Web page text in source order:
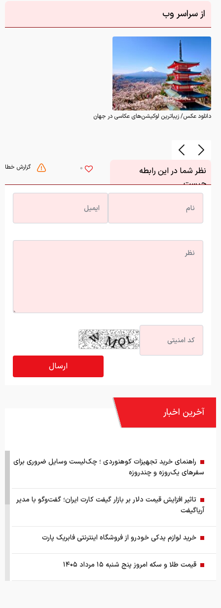
از سراسر وب
دانلود عکس/ زیباترین لوکیشن‌های عکاسی در جهان
گزارش خطا 0
نظر شما در این رابطه
چیست
آخرین اخبار
راهنمای خرید تجهیزات کوهنوردی ؛ چک‌لیست وسایل ضروری برای
سفرهای یک‌روزه و چندروزه
تاثیر افزایش قیمت دلار بر بازار گیفت کارت ایران؛ گفت‌وگو با مدیر
آریاگیفت
خرید لوازم یدکی خودرو از فروشگاه اینترنتی فابریک پارت
قیمت طلا و سکه امروز پنج شنبه ۱۵ مرداد ۱۴۰۵